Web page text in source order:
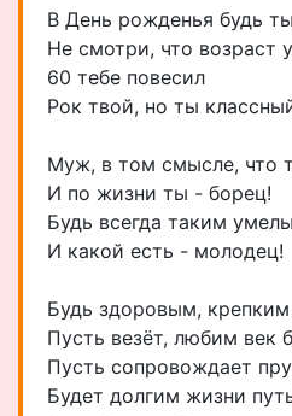
В День рожденья будь
Не смотри, что возраст
60 тебе повесил
Рок твой, но ты
Муж, в том смысле, что
И по жизни ты - борец!
Будь всегда таким
И какой есть - молодец!
Будь здоровым,
Пусть везёт, любим век
Пусть сопровождает
Будет долгим жизни